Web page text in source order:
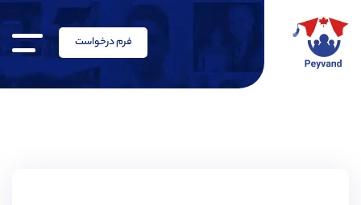
فرم درخواست